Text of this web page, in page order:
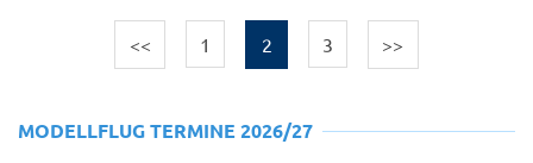
<< 1 2 3 >>
MODELLFLUG TERMINE 2026/27